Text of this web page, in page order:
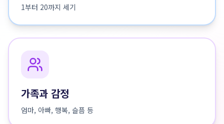
1부터 20까지 세기
가족과 감정
엄마, 아빠, 행복, 슬픔 등